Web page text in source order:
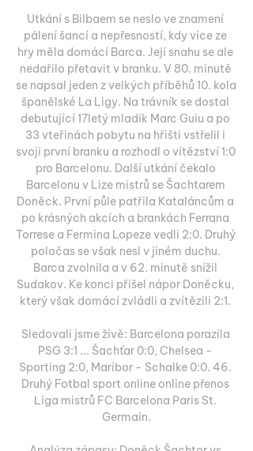
Utkání s Bilbaem se neslo ve znamení
pálení šancí a nepřesností, kdy více ze
hry měla domácí Barca. Její snahu se ale
nedařilo přetavit v branku. V 80. minutě
se napsal jeden z velkých příběhů 10. kola
španělské La Ligy. Na trávník se dostal
debutující 17letý mladík Marc Guiu a po
33 vteřinách pobytu na hřišti vstřelil i
svoji první branku a rozhodl o vítězství 1:0
pro Barcelonu. Další utkání čekalo
Barcelonu v Lize mistrů se Šachtarem
Doněck. První půle patřila Kataláncům a
po krásných akcích a brankách Ferrana
Torrese a Fermina Lopeze vedli 2:0. Druhý
poločas se však nesl v jiném duchu.
Barca zvolnila a v 62. minutě snížil
Sudakov. Ke konci přišel nápor Doněcku,
který však domácí zvládli a zvítězili 2:1.
Sledovali jsme živě: Barcelona porazila
PSG 3:1 ... Šachťar 0:0, Chelsea -
Sporting 2:0, Maribor - Schalke 0:0. 46.
Druhý Fotbal sport online online přenos
Liga mistrů FC Barcelona Paris St.
Germain.